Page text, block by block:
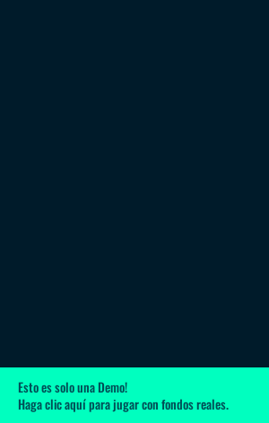
Esto es solo una Demo!
Haga clic aquípara jugar con fondos reales.